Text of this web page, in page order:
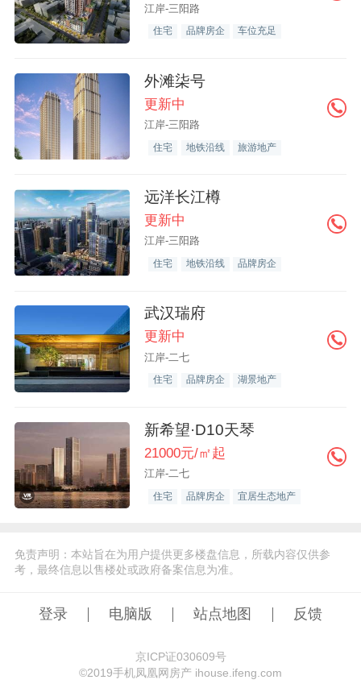
江岸-三阳路
住宅 品牌房企 车位充足
外滩柒号
更新中
江岸-三阳路
住宅 地铁沿线 旅游地产
远洋长江樽
更新中
江岸-三阳路
住宅 地铁沿线 品牌房企
武汉瑞府
更新中
江岸-二七
住宅 品牌房企 湖景地产
新希望·D10天琴
21000元/㎡起
江岸-二七
住宅 品牌房企 宜居生态地产
免责声明：本站旨在为用户提供更多楼盘信息，所载内容仅供参
考，最终信息以售楼处或政府备案信息为准。
登录 电脑版 站点地图 反馈
京ICP证030609号
©️2019手机凤凰网房产 ihouse.ifeng.com